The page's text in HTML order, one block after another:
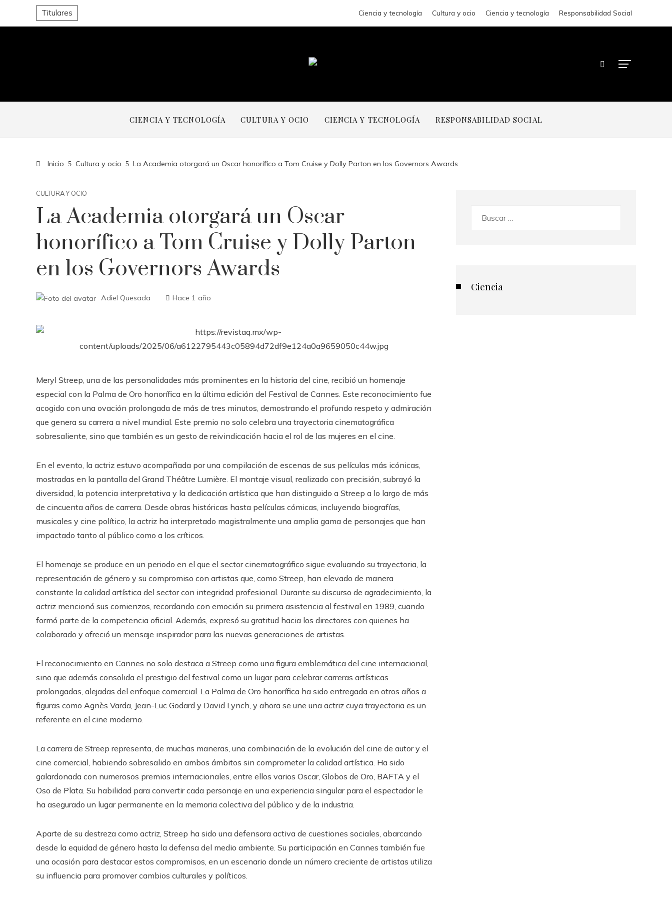
Titulares Ciencia y tecnología Cultura y ocio Ciencia y tecnología Responsabilidad Social
CIENCIA Y TECNOLOGÍA CULTURA Y OCIO CIENCIA Y TECNOLOGÍA RESPONSABILIDAD SOCIAL
Inicio Cultura y ocio La Academia otorgará un Oscar honorífico a Tom Cruise y Dolly Parton en los Governors Awards
CULTURA Y OCIO
La Academia otorgará un Oscar
honorífico a Tom Cruise y Dolly Parton
en los Governors Awards
Adiel Quesada Hace 1 año
Meryl Streep, una de las personalidades más prominentes en la historia del cine, recibió un homenaje
especial con la Palma de Oro honorífica en la última edición del Festival de Cannes. Este reconocimiento fue
acogido con una ovación prolongada de más de tres minutos, demostrando el profundo respeto y admiración
que genera su carrera a nivel mundial. Este premio no solo celebra una trayectoria cinematográfica
sobresaliente, sino que también es un gesto de reivindicación hacia el rol de las mujeres en el cine.
En el evento, la actriz estuvo acompañada por una compilación de escenas de sus películas más icónicas,
mostradas en la pantalla del Grand Théâtre Lumière. El montaje visual, realizado con precisión, subrayó la
diversidad, la potencia interpretativa y la dedicación artística que han distinguido a Streep a lo largo de más
de cincuenta años de carrera. Desde obras históricas hasta películas cómicas, incluyendo biografías,
musicales y cine político, la actriz ha interpretado magistralmente una amplia gama de personajes que han
impactado tanto al público como a los críticos.
El homenaje se produce en un periodo en el que el sector cinematográfico sigue evaluando su trayectoria, la
representación de género y su compromiso con artistas que, como Streep, han elevado de manera
constante la calidad artística del sector con integridad profesional. Durante su discurso de agradecimiento, la
actriz mencionó sus comienzos, recordando con emoción su primera asistencia al festival en 1989, cuando
formó parte de la competencia oficial. Además, expresó su gratitud hacia los directores con quienes ha
colaborado y ofreció un mensaje inspirador para las nuevas generaciones de artistas.
El reconocimiento en Cannes no solo destaca a Streep como una figura emblemática del cine internacional,
sino que además consolida el prestigio del festival como un lugar para celebrar carreras artísticas
prolongadas, alejadas del enfoque comercial. La Palma de Oro honorífica ha sido entregada en otros años a
figuras como Agnès Varda, Jean-Luc Godard y David Lynch, y ahora se une una actriz cuya trayectoria es un
referente en el cine moderno.
La carrera de Streep representa, de muchas maneras, una combinación de la evolución del cine de autor y el
cine comercial, habiendo sobresalido en ambos ámbitos sin comprometer la calidad artística. Ha sido
galardonada con numerosos premios internacionales, entre ellos varios Oscar, Globos de Oro, BAFTA y el
Oso de Plata. Su habilidad para convertir cada personaje en una experiencia singular para el espectador le
ha asegurado un lugar permanente en la memoria colectiva del público y de la industria.
Aparte de su destreza como actriz, Streep ha sido una defensora activa de cuestiones sociales, abarcando
desde la equidad de género hasta la defensa del medio ambiente. Su participación en Cannes también fue
una ocasión para destacar estos compromisos, en un escenario donde un número creciente de artistas utiliza
su influencia para promover cambios culturales y políticos.
Ciencia